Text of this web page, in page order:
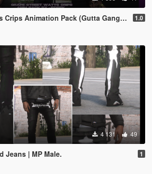
Animation Pack (Gutta Gang, GSWC) 1.0
4 131 49
Jeans | MP Male. 1